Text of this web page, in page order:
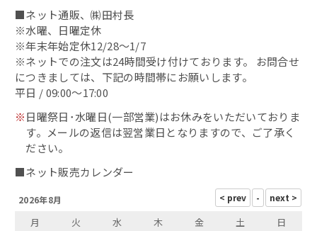
蟹の缶詰
へしこ漬
浜焼き鯖
出汁・削り節
鯖カレー
干物
■ネット通販、㈱田村長
※水曜、日曜定休
※年末年始定休12/28～1/7
※ネットでの注文は24時間受け付けております。 お問合せ
につきましては、下記の時間帯にお願いします。
平日 / 09:00～17:00
※日曜祭日･水曜日(一部営業)はお休みをいただいておりま
す。メールの返信は翌営業日となりますので、ご了承く
ださい。
■ネット販売カレンダー
2026年8月
月 火 水 木 金 土
日